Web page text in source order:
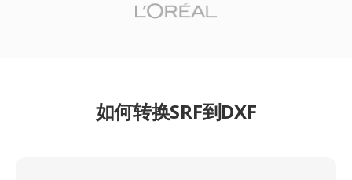
如何转换SRF到DXF